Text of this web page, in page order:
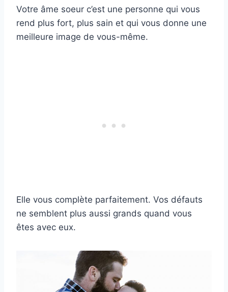
Votre âme soeur c’est une personne qui vous
rend plus fort, plus sain et qui vous donne une
meilleure image de vous-même.
Elle vous complète parfaitement. Vos défauts
ne semblent plus aussi grands quand vous
êtes avec eux.